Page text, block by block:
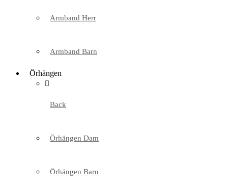
Armband Herr
Armband Barn
Örhängen
Back
Örhängen Dam
Örhängen Barn